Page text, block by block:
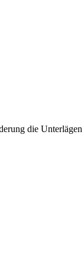
die